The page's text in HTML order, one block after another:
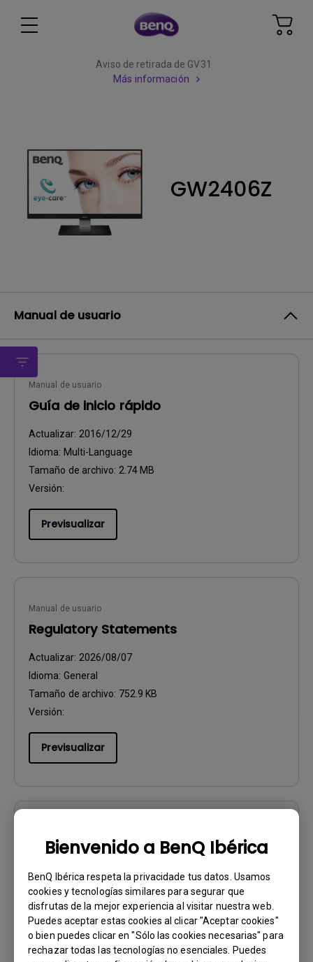
Bienvenido a BenQ Ibérica
BenQ Ibérica respeta la privacidade tus datos. Usamos
cookies y tecnologías similares para segurar que
disfrutas de la mejor experiencia al visitar nuestra web.
Puedes aceptar estas cookies al clicar "Aceptar cookies"
o bien puedes clicar en "Sólo las cookies necesarias" para
rechazar todas las tecnologías no esenciales. Puedes
Aviso de retirada de GV31
Más información
GW2406Z
Manual de usuario
Manual de usuario
Guía de inicio rápido
Actualizar: 2016/12/29
Idioma: Multi-Language
Tamaño de archivo: 2.74 MB
Versión:
Previsualizar
Manual de usuario
Regulatory Statements
Actualizar: 2026/08/07
Idioma: General
Tamaño de archivo: 752.9 KB
Versión:
Previsualizar
Resolución de archivo
Actualizar:2017/05/05
European Spanish
Tamaño de archivo:2.67 MB
Versión: